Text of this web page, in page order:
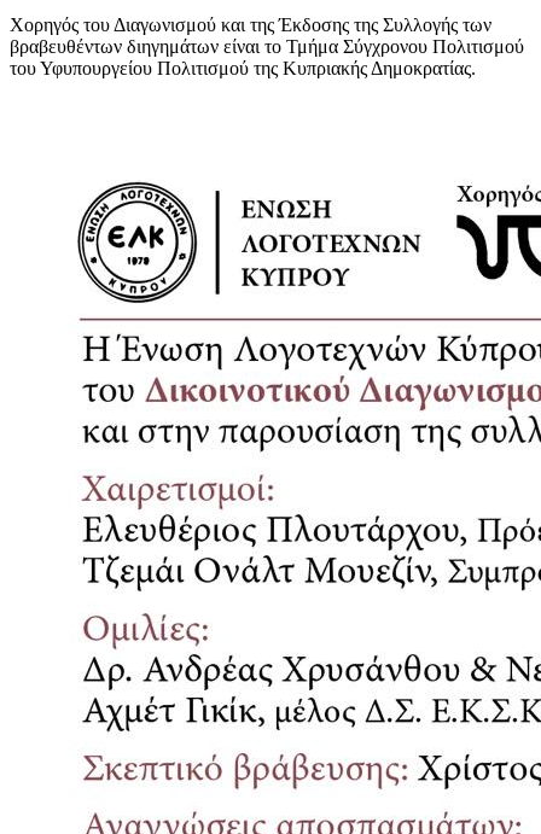
Χορηγός του Διαγωνισμού και της Έκδοσης της Συλλογής των
βραβευθέντων διηγημάτων είναι το Τμήμα Σύγχρονου Πολιτισμού
του Υφυπουργείου Πολιτισμού της Κυπριακής Δημοκρατίας.